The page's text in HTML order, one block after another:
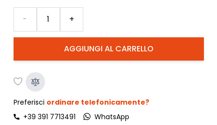
AGGIUNGI AL CARRELLO
- +
Preferisci ordinare telefonicamente?
+39 391 7713491
WhatsApp